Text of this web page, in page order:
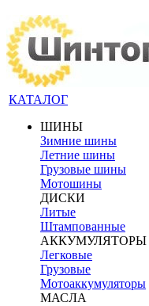
КАТАЛОГ
ШИНЫ
Зимние шины
Летние шины
Грузовые шины
Мотошины
ДИСКИ
Литые
Штампованные
АККУМУЛЯТОРЫ
Легковые
Грузовые
Мотоаккумуляторы
МАСЛА